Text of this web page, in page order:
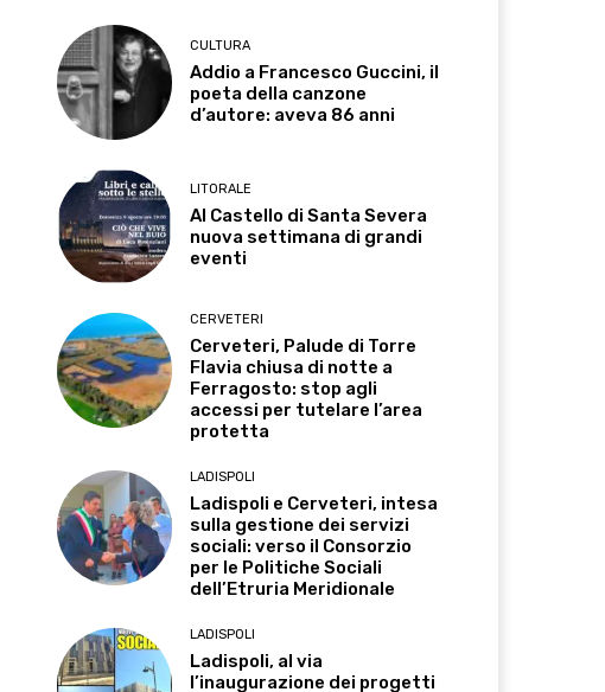
CULTURA
Addio a Francesco Guccini, il
poeta della canzone
d’autore: aveva 86 anni
LITORALE
Al Castello di Santa Severa
nuova settimana di grandi
eventi
CERVETERI
Cerveteri, Palude di Torre
Flavia chiusa di notte a
Ferragosto: stop agli
accessi per tutelare l’area
protetta
LADISPOLI
Ladispoli e Cerveteri, intesa
sulla gestione dei servizi
sociali: verso il Consorzio
per le Politiche Sociali
dell’Etruria Meridionale
LADISPOLI
Ladispoli, al via
l’inaugurazione dei progetti